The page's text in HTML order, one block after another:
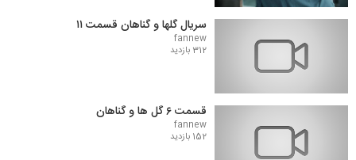
سریال گلها و گناهان قسمت ۱۱
fannew
312 بازدید
قسمت ۶ گل ها و گناهان
fannew
152 بازدید